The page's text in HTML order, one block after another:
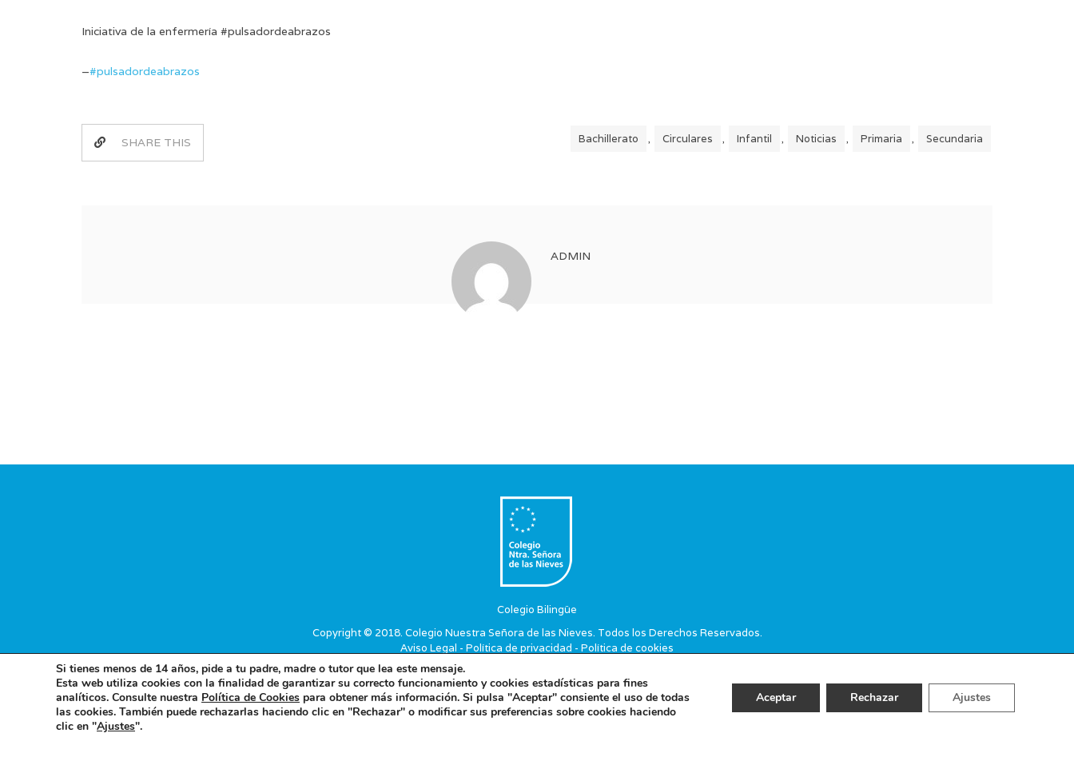
Iniciativa de la enfermería #pulsadordeabrazos
–#pulsadordeabrazos
SHARE THIS Bachillerato , Circulares , Infantil , Noticias , Primaria , Secundaria
ADMIN
Colegio Bilingüe
Copyright © 2018. Colegio Nuestra Señora de las Nieves. Todos los Derechos Reservados.
Aviso Legal - Política de privacidad - Política de cookies
Concepto diseño y desarrollo web BRAND IN HEAVEN
Si tienes menos de 14 años, pide a tu padre, madre o tutor que lea este mensaje.
Esta web utiliza cookies con la finalidad de garantizar su correcto funcionamiento y cookies estadísticas para fines
analíticos. Consulte nuestra Política de Cookies para obtener más información. Si pulsa "Aceptar" consiente el uso de todas
las cookies. También puede rechazarlas haciendo clic en "Rechazar" o modificar sus preferencias sobre cookies haciendo
clic en "Ajustes".
Aceptar Rechazar Ajustes